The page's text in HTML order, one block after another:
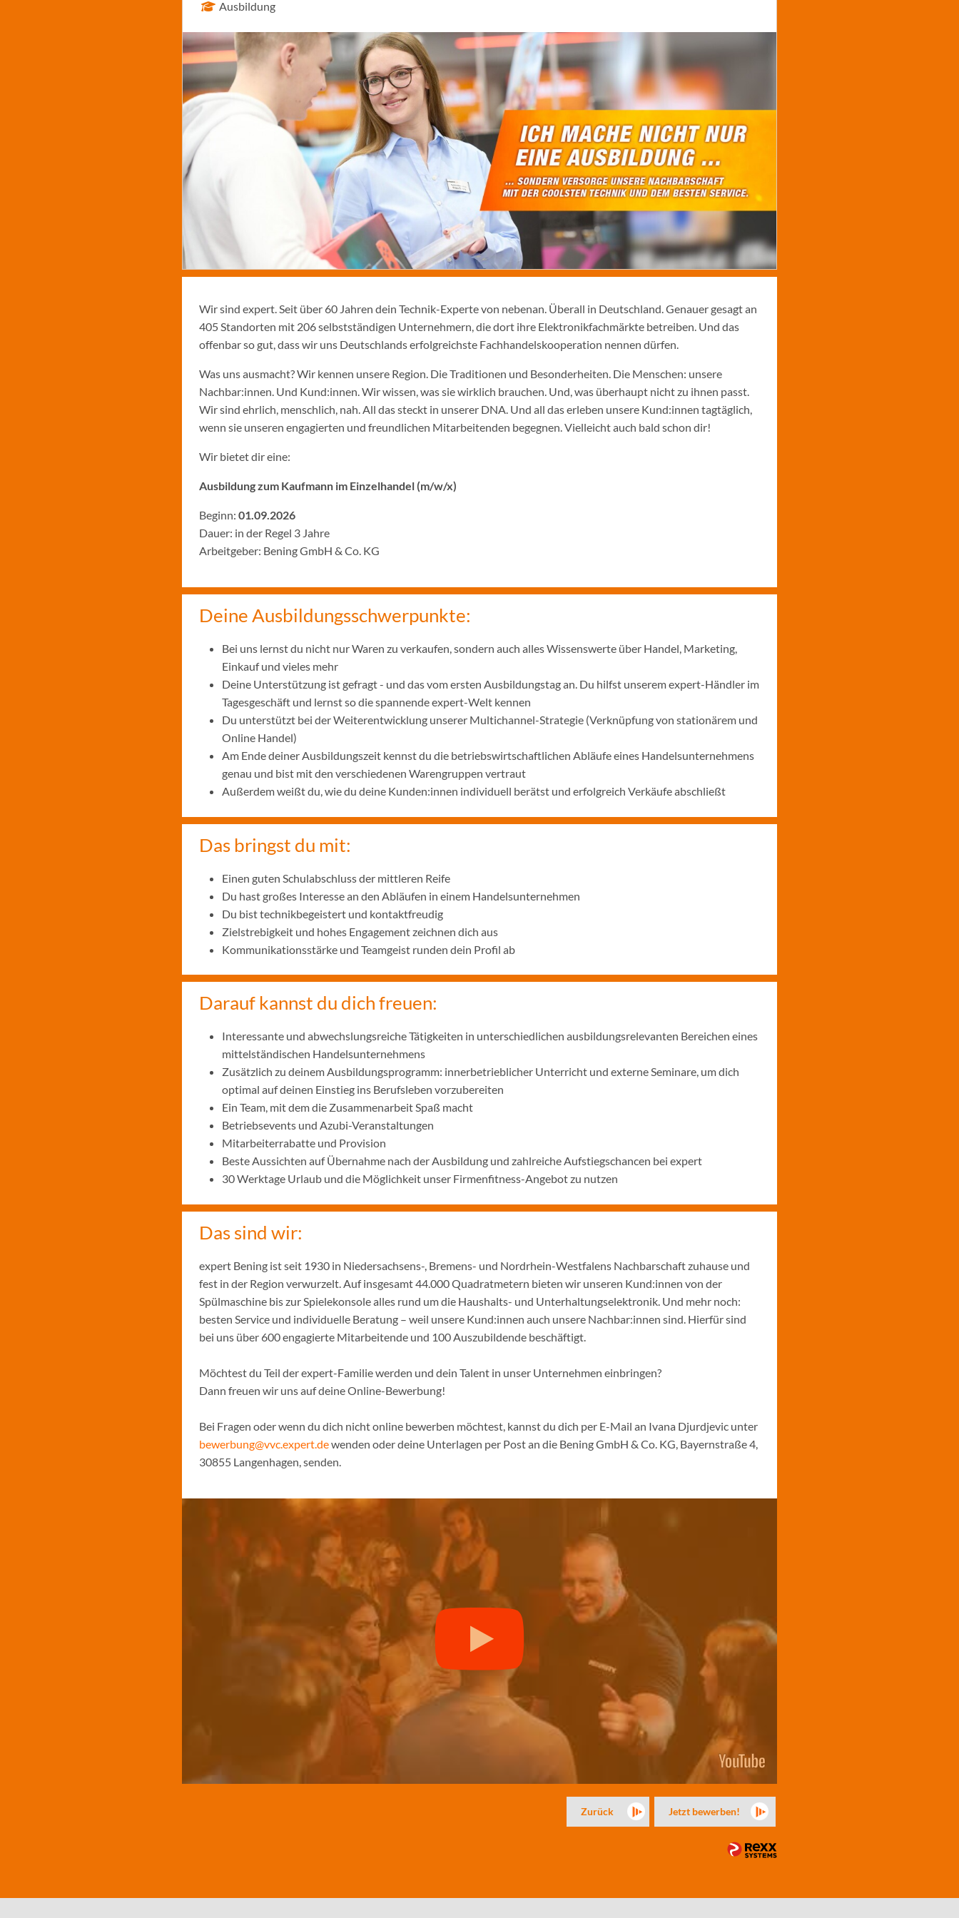
Ausbildung
Wir sind expert. Seit über 60 Jahren dein Technik-Experte von nebenan. Überall in Deutschland. Genauer gesagt an
405 Standorten mit 206 selbstständigen Unternehmern, die dort ihre Elektronikfachmärkte betreiben. Und das
offenbar so gut, dass wir uns Deutschlands erfolgreichste Fachhandelskooperation nennen dürfen.
Was uns ausmacht? Wir kennen unsere Region. Die Traditionen und Besonderheiten. Die Menschen: unsere
Nachbar:innen. Und Kund:innen. Wir wissen, was sie wirklich brauchen. Und, was überhaupt nicht zu ihnen passt.
Wir sind ehrlich, menschlich, nah. All das steckt in unserer DNA. Und all das erleben unsere Kund:innen tagtäglich,
wenn sie unseren engagierten und freundlichen Mitarbeitenden begegnen. Vielleicht auch bald schon dir!
Wir bietet dir eine:
Ausbildung zum Kaufmann im Einzelhandel (m/w/x)
Beginn: 01.09.2026
Dauer: in der Regel 3 Jahre
Arbeitgeber: Bening GmbH & Co. KG
Deine Ausbildungsschwerpunkte:
Bei uns lernst du nicht nur Waren zu verkaufen, sondern auch alles Wissenswerte über Handel, Marketing,
Einkauf und vieles mehr
Deine Unterstützung ist gefragt - und das vom ersten Ausbildungstag an. Du hilfst unserem expert-Händler im
Tagesgeschäft und lernst so die spannende expert-Welt kennen
Du unterstützt bei der Weiterentwicklung unserer Multichannel-Strategie (Verknüpfung von stationärem und
Online Handel)
Am Ende deiner Ausbildungszeit kennst du die betriebswirtschaftlichen Abläufe eines Handelsunternehmens
genau und bist mit den verschiedenen Warengruppen vertraut
Außerdem weißt du, wie du deine Kunden:innen individuell berätst und erfolgreich Verkäufe abschließt
Das bringst du mit:
Einen guten Schulabschluss der mittleren Reife
Du hast großes Interesse an den Abläufen in einem Handelsunternehmen
Du bist technikbegeistert und kontaktfreudig
Zielstrebigkeit und hohes Engagement zeichnen dich aus
Kommunikationsstärke und Teamgeist runden dein Profil ab
Darauf kannst du dich freuen:
Interessante und abwechslungsreiche Tätigkeiten in unterschiedlichen ausbildungsrelevanten Bereichen eines
mittelständischen Handelsunternehmens
Zusätzlich zu deinem Ausbildungsprogramm: innerbetrieblicher Unterricht und externe Seminare, um dich
optimal auf deinen Einstieg ins Berufsleben vorzubereiten
Ein Team, mit dem die Zusammenarbeit Spaß macht
Betriebsevents und Azubi-Veranstaltungen
Mitarbeiterrabatte und Provision
Beste Aussichten auf Übernahme nach der Ausbildung und zahlreiche Aufstiegschancen bei expert
30 Werktage Urlaub und die Möglichkeit unser Firmenfitness-Angebot zu nutzen
Das sind wir:
expert Bening ist seit 1930 in Niedersachsens-, Bremens- und Nordrhein-Westfalens Nachbarschaft zuhause und
fest in der Region verwurzelt. Auf insgesamt 44.000 Quadratmetern bieten wir unseren Kund:innen von der
Spülmaschine bis zur Spielekonsole alles rund um die Haushalts- und Unterhaltungselektronik. Und mehr noch:
besten Service und individuelle Beratung – weil unsere Kund:innen auch unsere Nachbar:innen sind. Hierfür sind
bei uns über 600 engagierte Mitarbeitende und 100 Auszubildende beschäftigt.
Möchtest du Teil der expert-Familie werden und dein Talent in unser Unternehmen einbringen?
Dann freuen wir uns auf deine Online-Bewerbung!
Bei Fragen oder wenn du dich nicht online bewerben möchtest, kannst du dich per E-Mail an Ivana Djurdjevic unter
bewerbung@vvc.expert.dewenden oder deine Unterlagen per Post an die Bening GmbH & Co. KG, Bayernstraße 4,
30855 Langenhagen, senden.
Zurück Jetzt bewerben!